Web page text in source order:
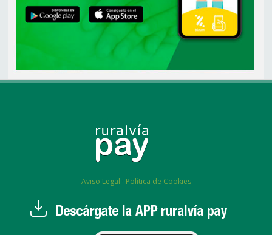
Aviso Legal · Política de Cookies